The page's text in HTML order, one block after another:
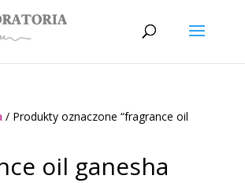
/ Produkty oznaczone “fragrance oil
oil ganesha